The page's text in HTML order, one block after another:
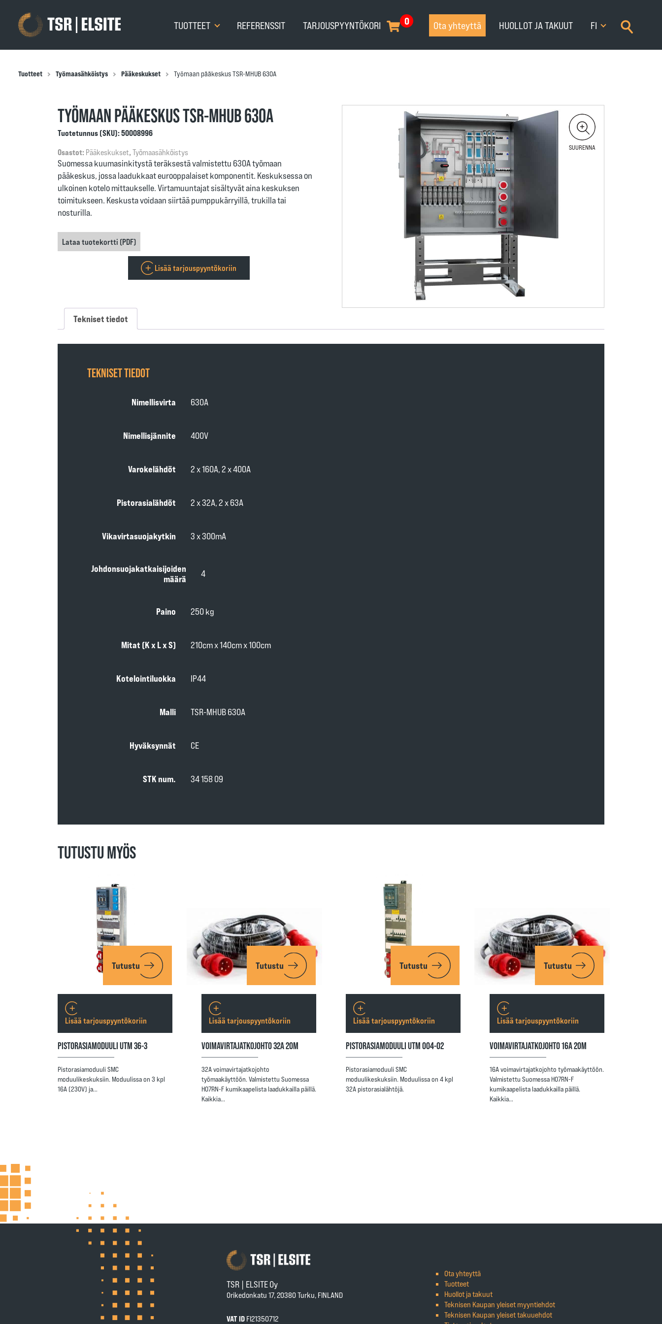
TUOTTEET REFERENSSIT 0
TARJOUSPYYNTÖKORI Ota yhteyttä HUOLLOT JA TAKUUT FI
Tuotteet Työmaasähköistys Pääkeskukset Työmaan pääkeskus TSR-MHUB 630A
TYÖMAAN PÄÄKESKUS TSR-MHUB 630A
Suomessa kuumasinkitystä teräksestä valmistettu 630A työmaan
pääkeskus, jossa laadukkaat eurooppalaiset komponentit. Keskuksessa on
ulkoinen kotelo mittaukselle. Virtamuuntajat sisältyvät aina keskuksen
toimitukseen. Keskusta voidaan siirtää pumppukärryillä, trukilla tai
nosturilla.
Lisää tarjouspyyntökoriin
Tuotetunnus (SKU):50008996
Osastot: Pääkeskukset, Työmaasähköistys
Lataa tuotekortti (PDF)
Tekniset tiedot
TEKNISET TIEDOT
Nimellisvirta 630A
Nimellisjännite 400V
Varokelähdöt 2 x 160A, 2 x 400A
Pistorasialähdöt 2 x 32A, 2 x 63A
Vikavirtasuojakytkin 3 x 300mA
Johdonsuojakatkaisijoiden
määrä
4
Paino 250 kg
Mitat (K x L x S) 210cm x 140cm x 100cm
Kotelointiluokka IP44
Malli TSR-MHUB 630A
Hyväksynnät CE
STK num. 34 158 09
TUTUSTU MYÖS
Tutustu
PISTORASIAMODUULI UTM 36-3
Pistorasiamoduuli SMC
moduulikeskuksiin. Moduulissa on 3 kpl
16A (230V) ja…
Lisää tarjouspyyntökoriin
Tutustu
VOIMAVIRTAJATKOJOHTO 32A 20M
32A voimavirtajatkojohto
työmaakäyttöön. Valmistettu Suomessa
H07RN-F kumikaapelista laadukkailla päillä.
Kaikkia…
Lisää tarjouspyyntökoriin
Tutustu
PISTORASIAMODUULI UTM 004-02
Pistorasiamoduuli SMC
moduulikeskuksiin. Moduulissa on 4 kpl
32A pistorasialähtöjä.
Lisää tarjouspyyntökoriin
Tutustu
VOIMAVIRTAJATKOJOHTO 16A 20M
16A voimavirtajatkojohto työmaakäyttöön.
Valmistettu Suomessa H07RN-F
kumikaapelista laadukkailla päillä.
Kaikkia…
Lisää tarjouspyyntökoriin
TSR | ELSITE Oy
Orikedonkatu 17, 20380 Turku, FINLAND
VAT ID FI21350712
Ota yhteyttä
Tuotteet
Huollot ja takuut
Teknisen Kaupan yleiset myyntiehdot
Teknisen Kaupan yleiset takuuehdot